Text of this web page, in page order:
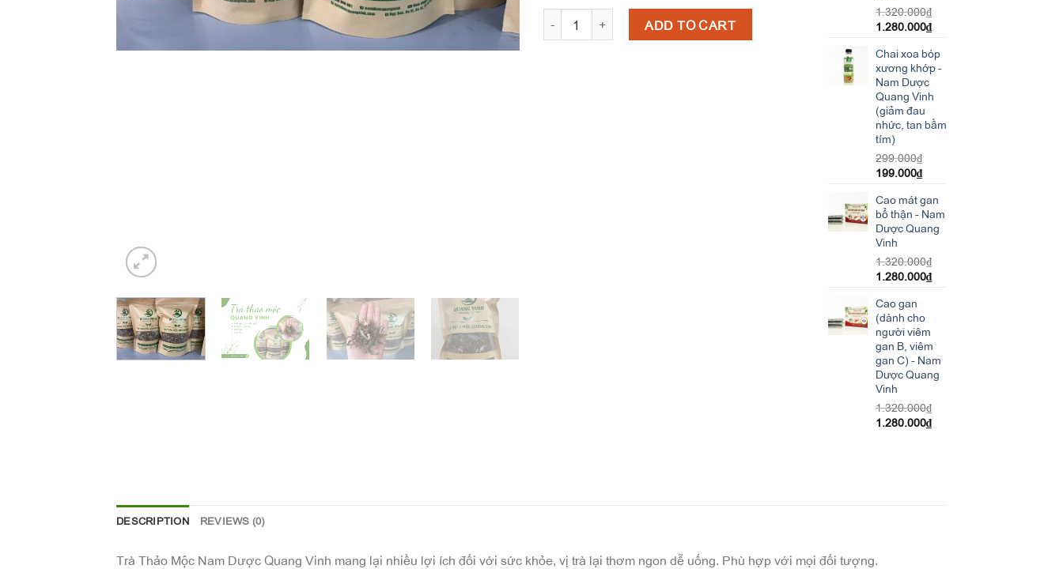
Trà Thảo Mộc Nam Dược Quang Vinh thanh nhiệt giải độc gan, an thần, lợi tiểu quantity
ADD TO CART
1.320.000₫
1.280.000₫
Chai xoa bóp
xương khớp -
Nam Dược
Quang Vinh
(giảm đau
nhức, tan bầm
tím)
299.000₫
199.000₫
Cao mát gan
bổ thận - Nam
Dược Quang
Vinh
1.320.000₫
1.280.000₫
Cao gan
(dành cho
người viêm
gan B, viêm
gan C) - Nam
Dược Quang
Vinh
1.320.000₫
1.280.000₫
DESCRIPTION REVIEWS (0)
Trà Thảo Mộc Nam Dược Quang Vinh mang lại nhiều lợi ích đối với sức khỏe, vị trà lại thơm ngon dễ uống. Phù hợp với mọi đối tượng.